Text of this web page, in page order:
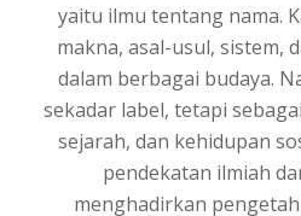
yaitu ilmu tentang nama.
makna, asal-usul, sistem,
dalam berbagai budaya.
sekadar label, tetapi
sejarah, dan kehidupan
pendekatan ilmiah
menghadirkan